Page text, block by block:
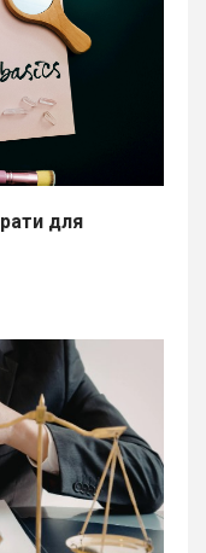
для